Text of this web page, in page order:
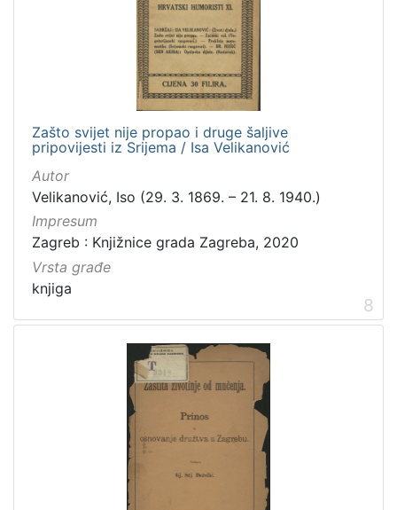
Zašto svijet nije propao i druge šaljive
pripovijesti iz Srijema / Isa Velikanović
Autor
Velikanović, Iso (29. 3. 1869. – 21. 8. 1940.)
Impresum
Zagreb : Knjižnice grada Zagreba, 2020
Vrsta građe
knjiga
8